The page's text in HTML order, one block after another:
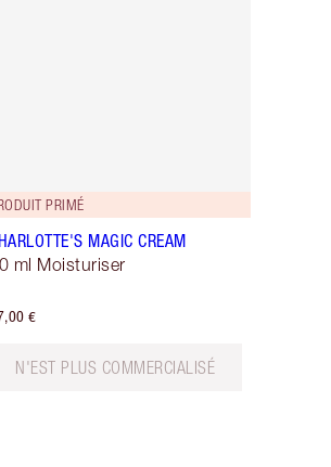
PRIMÉ
MAGIC CREAM
ml Moisturiser
€
N'EST PLUS COMMERCIALISÉ